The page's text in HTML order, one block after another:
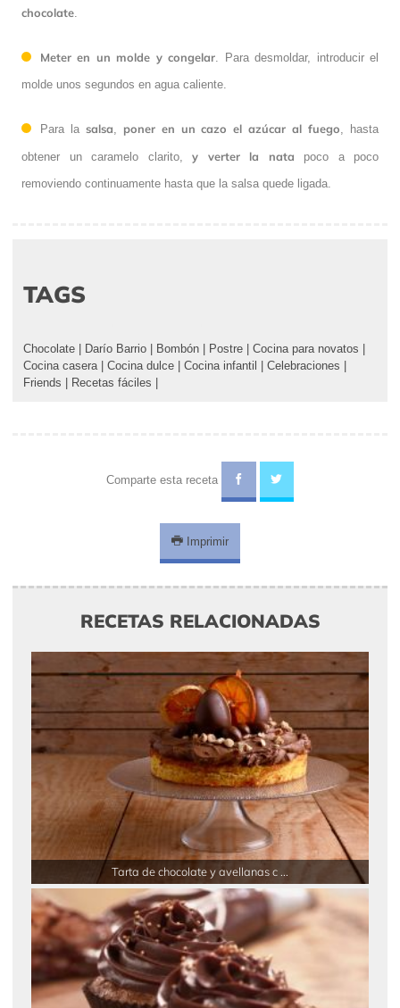
chocolate
Meter en un molde y congelar . Para desmoldar, introducir el
molde unos segundos en agua caliente.
Para la salsa poner en un cazo el azúcar al fuego , hasta
obtener un caramelo clarito, y verter la nata poco a poco
removiendo continuamente hasta que la salsa quede ligada.
TAGS
Chocolate | Darío Barrio | Bombón | Postre | Cocina para novatos |
Cocina casera | Cocina dulce | Cocina infantil | Celebraciones |
Friends | Recetas fáciles |
Comparte esta receta
Imprimir
RECETAS RELACIONADAS
Tarta de chocolate y avellanas c ...